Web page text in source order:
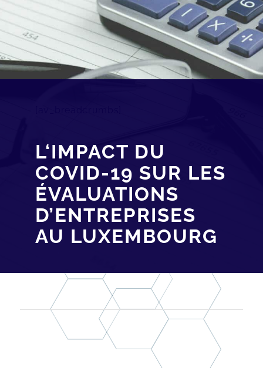
L‘IMPACT DU
COVID-19 SUR LES
ÉVALUATIONS
D’ENTREPRISES
AU LUXEMBOURG